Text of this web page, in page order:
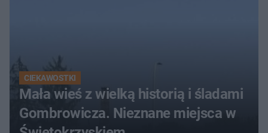
CIEKAWOSTKI
Mała wieś z wielką historią i śladami
Gombrowicza. Nieznane miejsca w